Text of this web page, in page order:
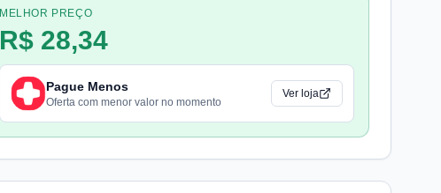
MELHOR PREÇO
R$ 28,34
Pague Menos
Oferta com menor valor no momento
Ver loja